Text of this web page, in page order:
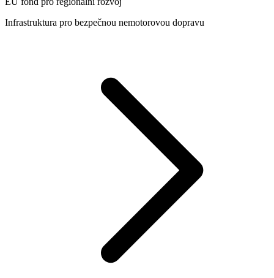
Infrastruktura pro bezpečnou nemotorovou dopravu